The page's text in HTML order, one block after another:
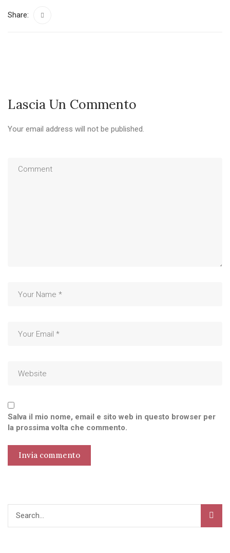
Share:
Lascia Un Commento
Your email address will not be published.
Salva il mio nome, email e sito web in questo browser per
la prossima volta che commento.